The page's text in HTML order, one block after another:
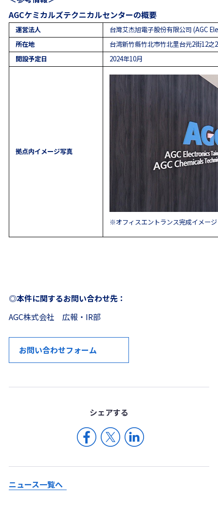
AGCケミカルズテクニカルセンターの概要
運営法人
台灣艾杰旭電子股份有限公司 (AGC
所在地
台湾新竹縣竹北市竹北里台元2街12之2
開設予定日
2024年10月
拠点内イメージ写真
※オフィスエントランス完成イメージ
◎本件に関するお問い合わせ先：
AGC株式会社 広報・IR部
お問い合わせフォーム
シェアする
ニュース一覧へ